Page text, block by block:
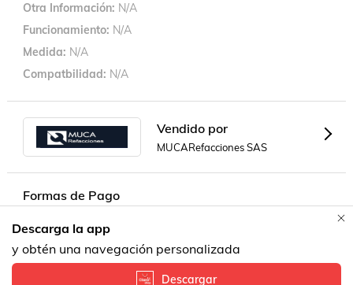
Otra Información N/A
Funcionamiento N/A
Medida N/A
Compatbilidad N/A
Vendido por
MUCARefacciones SAS
Formas de Pago
Descarga la app
y obtén una navegación personalizada
Descargar